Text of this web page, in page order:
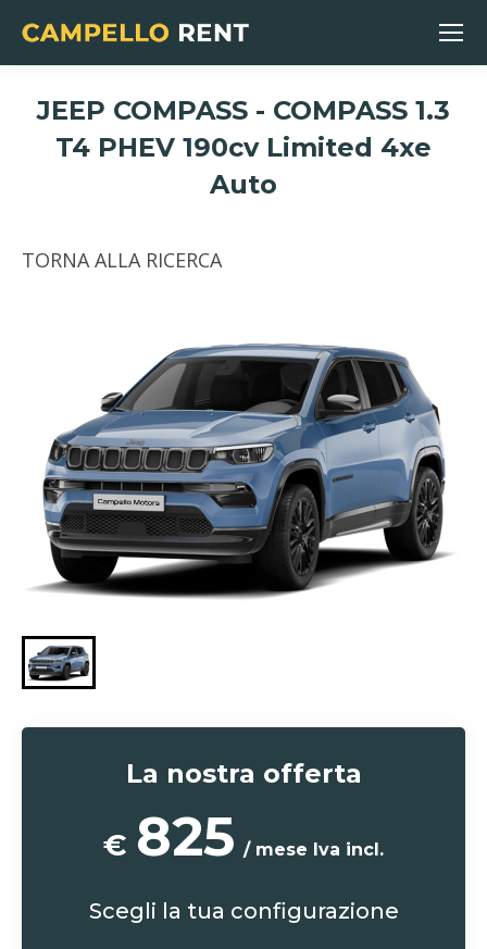
JEEP COMPASS - COMPASS 1.3
T4 PHEV 190cv Limited 4xe
Auto
TORNA ALLA RICERCA
La nostra offerta
€ 825 / mese Iva incl.
Scegli la tua configurazione